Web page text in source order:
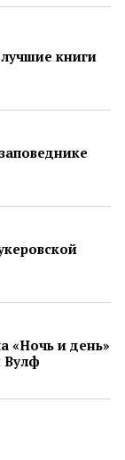
книги
«Ночь и день»
Вулф